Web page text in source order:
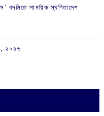
বদলিতে সাময়িক স্থগিতাদেশ
২০২৬